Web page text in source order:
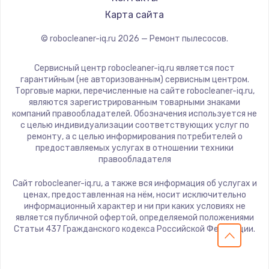
Pioneer
BBK
Scarlett
Kyvol
Eigen
Honor
Qyron
Doffler
Hisense
Bosch
Elitech
Kirby
Карта сайта
© robocleaner-iq.ru 2026 — Ремонт пылесосов.
Сервисный центр robocleaner-iq.ru является пост
гарантийным (не авторизованным) сервисным центром.
Торговые марки, перечисленные на сайте robocleaner-iq.ru,
являются зарегистрированным товарными знаками
компаний правообладателей. Обозначения используется не
с целью индивидуализации соответствующих услуг по
ремонту, а с целью информирования потребителей о
предоставляемых услугах в отношении техники
правообладателя
Сайт robocleaner-iq.ru, а также вся информация об услугах и
ценах, предоставленная на нём, носит исключительно
информационный характер и ни при каких условиях не
является публичной офертой, определяемой положениями
Статьи 437 Гражданского кодекса Российской Федерации.